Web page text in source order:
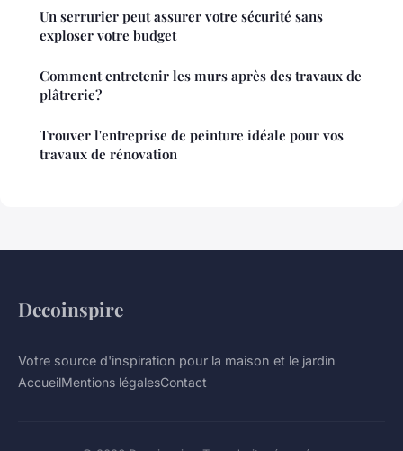
Un serrurier peut assurer votre sécurité sans
exploser votre budget
Comment entretenir les murs après des travaux de
plâtrerie?
Trouver l'entreprise de peinture idéale pour vos
travaux de rénovation
Decoinspire
Votre source d'inspiration pour la maison et le jardin
AccueilMentions légalesContact